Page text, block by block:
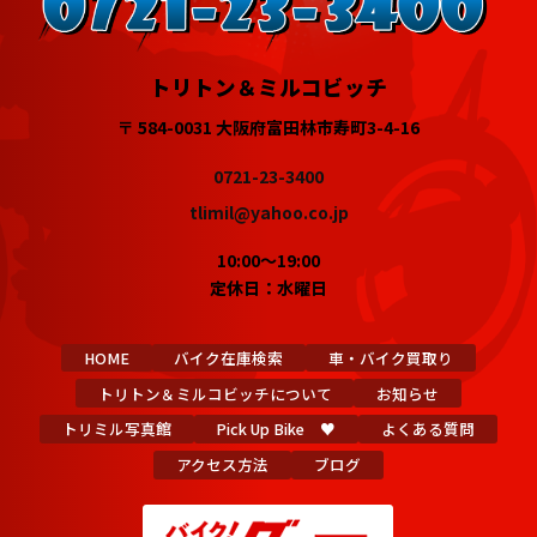
トリトン＆ミルコビッチ
〒 584-0031 大阪府富田林市寿町3-4-16
0721-23-3400
tlimil@yahoo.co.jp
10:00～19:00
定休日：水曜日
HOME バイク在庫検索
車・バイク買取り
トリトン＆ミルコビッチについて
お知らせ
トリミル写真館
Pick Up Bike ♥
よくある質問
アクセス方法
ブログ